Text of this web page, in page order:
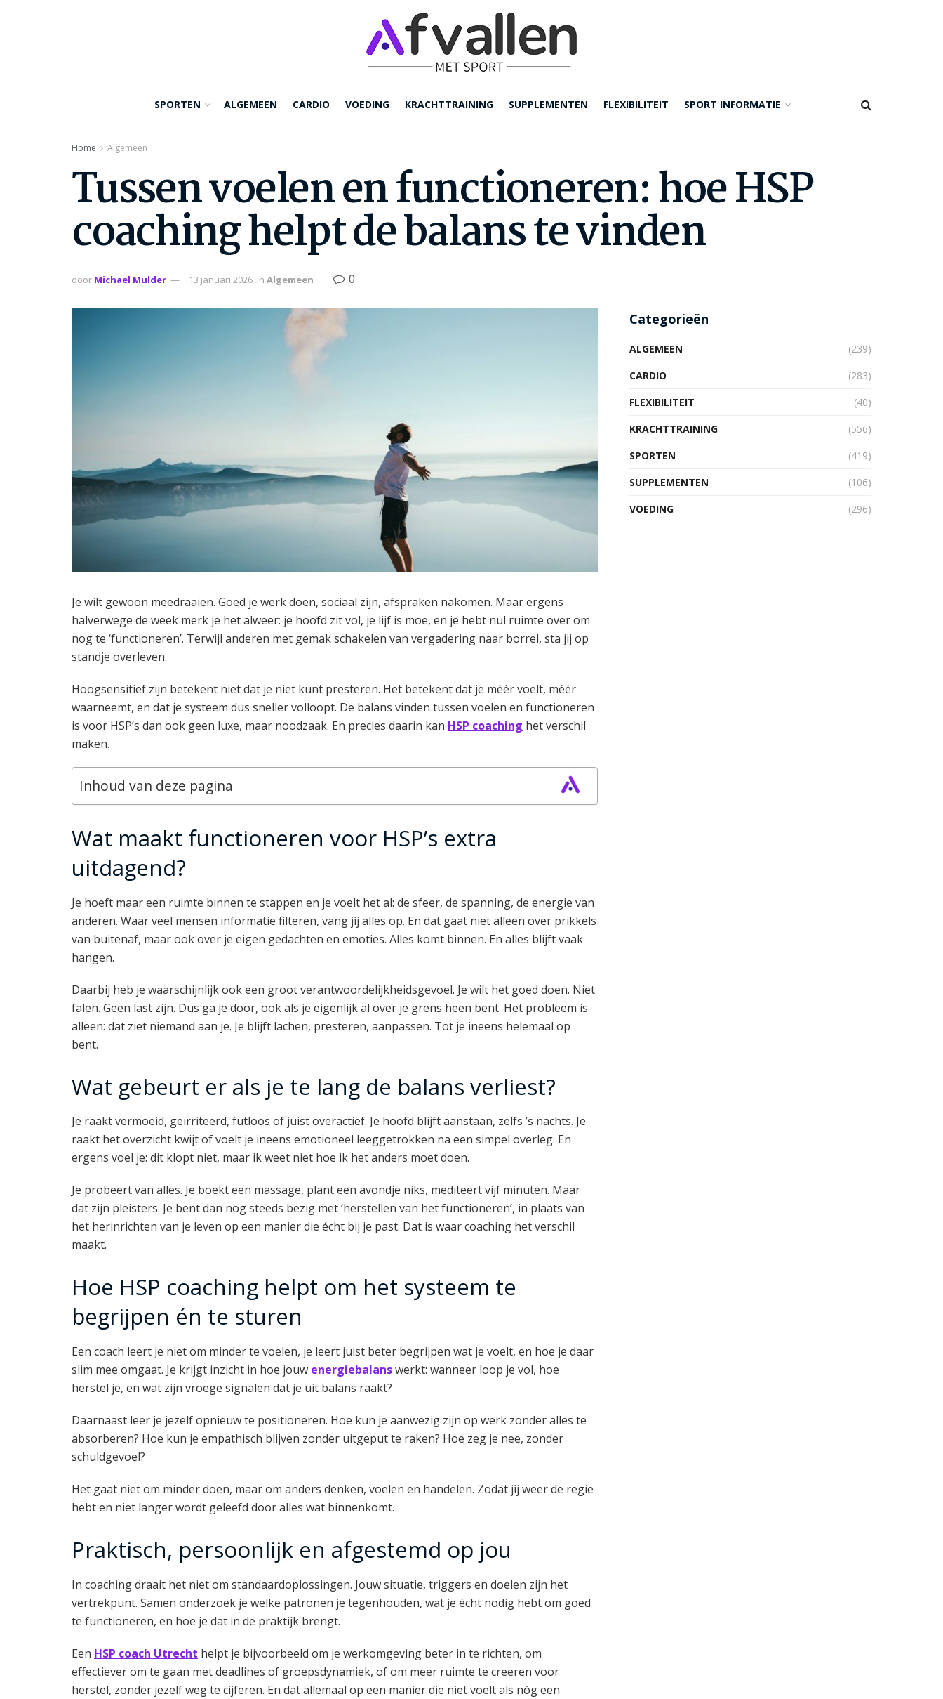
SPORTEN ALGEMEEN CARDIO VOEDING KRACHTTRAINING SUPPLEMENTEN FLEXIBILITEIT SPORT INFORMATIE
Home Algemeen
Tussen voelen en functioneren: hoe HSP
coaching helpt de balans te vinden
door Michael Mulder 13 januari 2026 in Algemeen 0
Je wilt gewoon meedraaien. Goed je werk doen, sociaal zijn, afspraken nakomen. Maar ergens
halverwege de week merk je het alweer: je hoofd zit vol, je lijf is moe, en je hebt nul ruimte over om
nog te ‘functioneren’. Terwijl anderen met gemak schakelen van vergadering naar borrel, sta jij op
standje overleven.
Hoogsensitief zijn betekent niet dat je niet kunt presteren. Het betekent dat je méér voelt, méér
waarneemt, en dat je systeem dus sneller volloopt. De balans vinden tussen voelen en functioneren
is voor HSP’s dan ook geen luxe, maar noodzaak. En precies daarin kan HSP coaching het verschil
maken.
Inhoud van deze pagina
Wat maakt functioneren voor HSP’s extra
uitdagend?
Je hoeft maar een ruimte binnen te stappen en je voelt het al: de sfeer, de spanning, de energie van
anderen. Waar veel mensen informatie filteren, vang jij alles op. En dat gaat niet alleen over prikkels
van buitenaf, maar ook over je eigen gedachten en emoties. Alles komt binnen. En alles blijft vaak
hangen.
Daarbij heb je waarschijnlijk ook een groot verantwoordelijkheidsgevoel. Je wilt het goed doen. Niet
falen. Geen last zijn. Dus ga je door, ook als je eigenlijk al over je grens heen bent. Het probleem is
alleen: dat ziet niemand aan je. Je blijft lachen, presteren, aanpassen. Tot je ineens helemaal op
bent.
Wat gebeurt er als je te lang de balans verliest?
Je raakt vermoeid, geïrriteerd, futloos of juist overactief. Je hoofd blijft aanstaan, zelfs ’s nachts. Je
raakt het overzicht kwijt of voelt je ineens emotioneel leeggetrokken na een simpel overleg. En
ergens voel je: dit klopt niet, maar ik weet niet hoe ik het anders moet doen.
Je probeert van alles. Je boekt een massage, plant een avondje niks, mediteert vijf minuten. Maar
dat zijn pleisters. Je bent dan nog steeds bezig met ‘herstellen van het functioneren’, in plaats van
het herinrichten van je leven op een manier die écht bij je past. Dat is waar coaching het verschil
maakt.
Hoe HSP coaching helpt om het systeem te
begrijpen én te sturen
Een coach leert je niet om minder te voelen, je leert juist beter begrijpen wat je voelt, en hoe je daar
slim mee omgaat. Je krijgt inzicht in hoe jouw energiebalanswerkt: wanneer loop je vol, hoe
herstel je, en wat zijn vroege signalen dat je uit balans raakt?
Daarnaast leer je jezelf opnieuw te positioneren. Hoe kun je aanwezig zijn op werk zonder alles te
absorberen? Hoe kun je empathisch blijven zonder uitgeput te raken? Hoe zeg je nee, zonder
schuldgevoel?
Het gaat niet om minder doen, maar om anders denken, voelen en handelen. Zodat jij weer de regie
hebt en niet langer wordt geleefd door alles wat binnenkomt.
Praktisch, persoonlijk en afgestemd op jou
In coaching draait het niet om standaardoplossingen. Jouw situatie, triggers en doelen zijn het
vertrekpunt. Samen onderzoek je welke patronen je tegenhouden, wat je écht nodig hebt om goed
te functioneren, en hoe je dat in de praktijk brengt.
Een HSP coach Utrecht helpt je bijvoorbeeld om je werkomgeving beter in te richten, om
effectiever om te gaan met deadlines of groepsdynamiek, of om meer ruimte te creëren voor
herstel, zonder jezelf weg te cijferen. En dat allemaal op een manier die niet voelt als nóg een
Categorieën
ALGEMEEN
(239)
CARDIO
(283)
FLEXIBILITEIT
(40)
KRACHTTRAINING
(556)
SPORTEN
(419)
SUPPLEMENTEN
(106)
VOEDING
(296)